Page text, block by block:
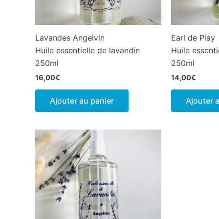
Lavandes Angelvin
Huile essentielle de lavandin
250ml
16,00€
Ajouter au panier
Earl de Play
Huile
250ml
14,00€
Ajouter